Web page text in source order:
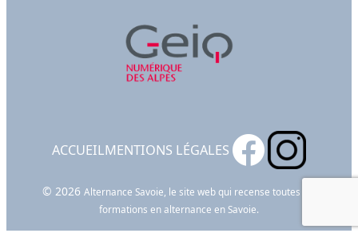
ACCUEILMENTIONS LÉGALES
© 2026 Alternance Savoie, le site web qui recense toutes les
formations en alternance en Savoie.